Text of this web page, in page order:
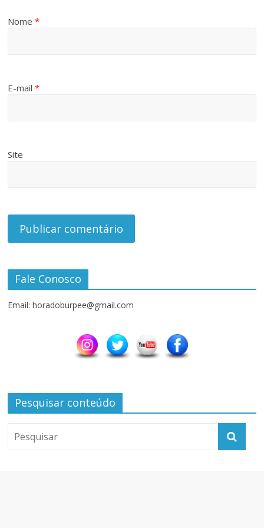
Nome*
E-mail*
Site
Fale Conosco
Email: horadoburpee@gmail.com
Pesquisar conteúdo